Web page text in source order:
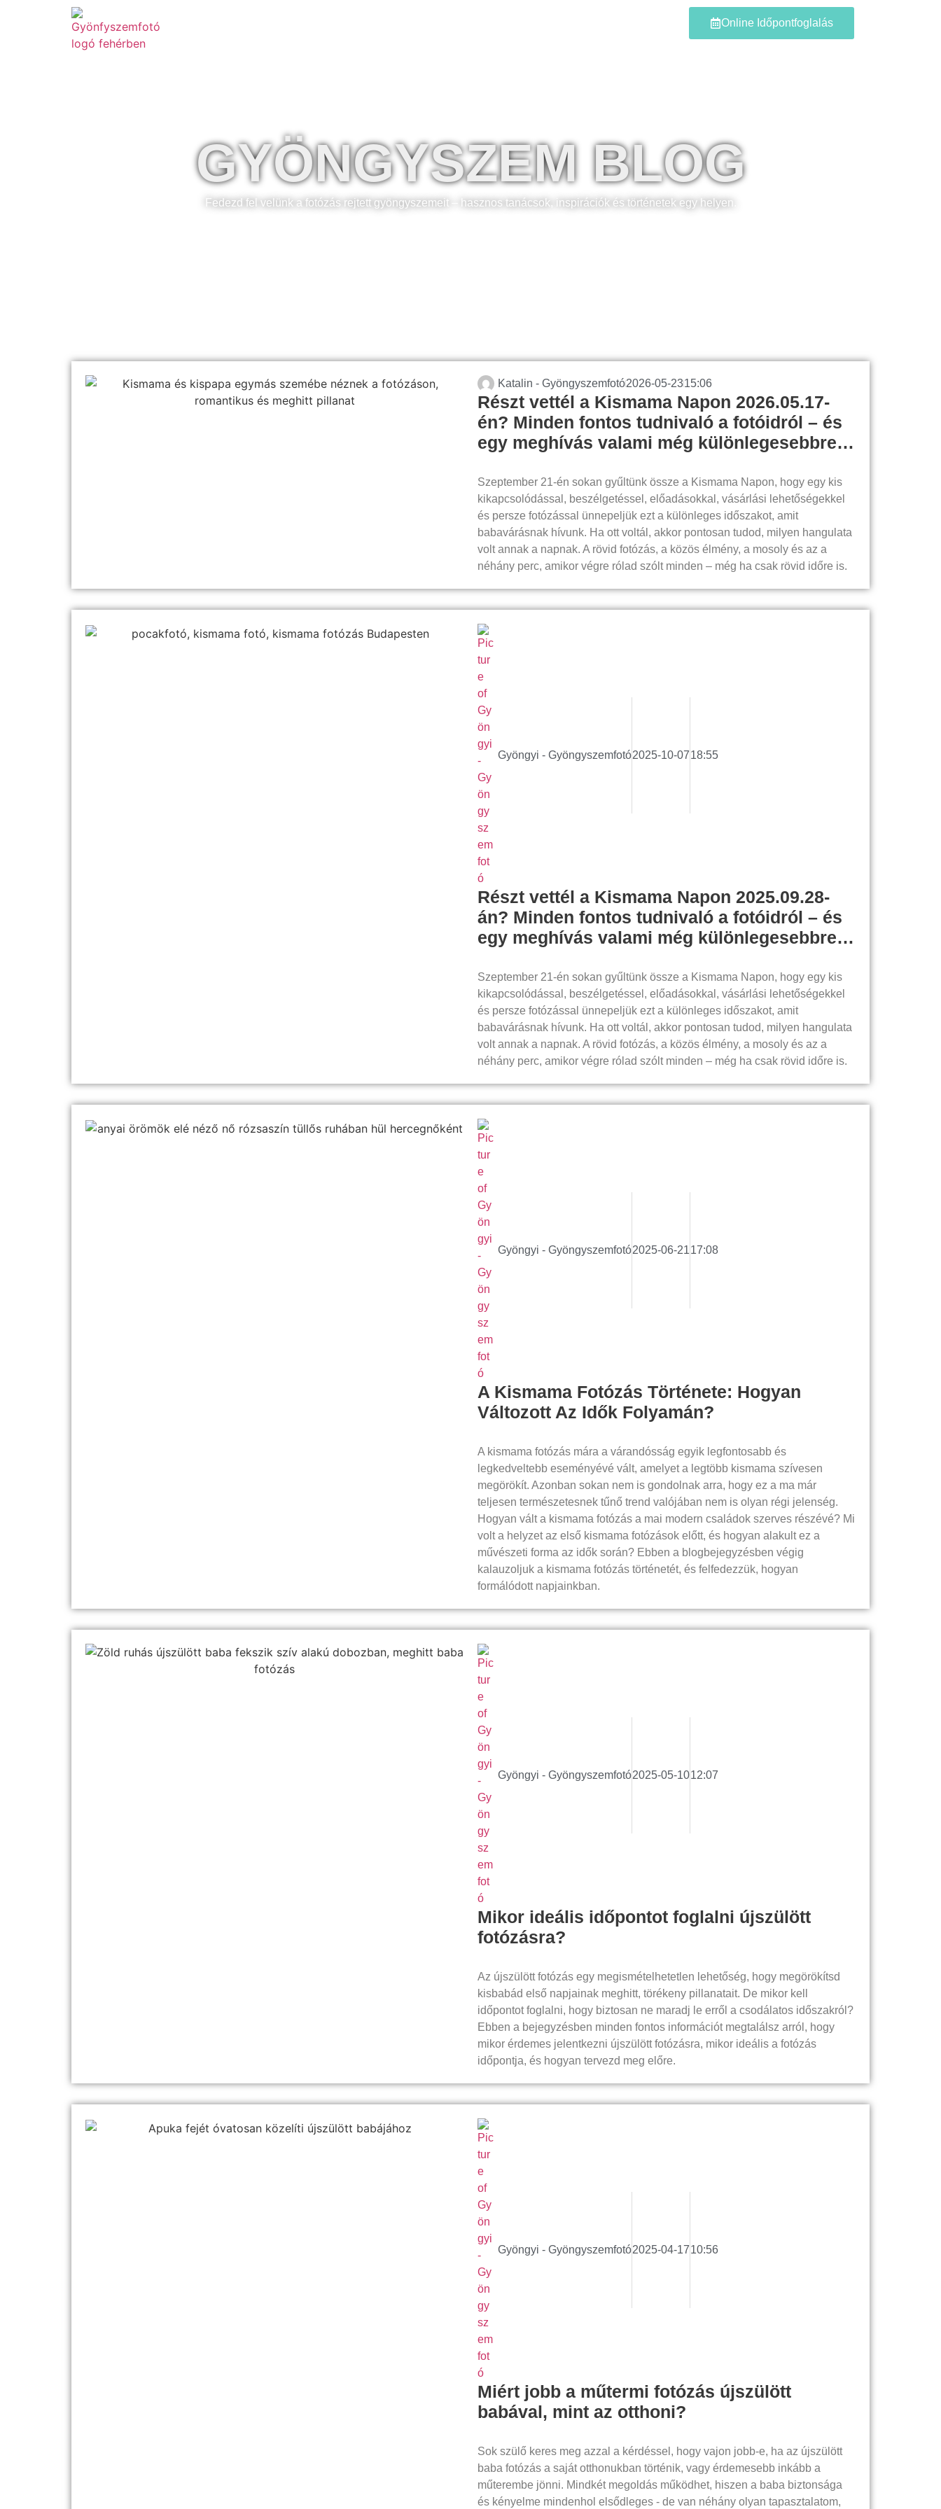
Online Időpontfoglalás
GYÖNGYSZEM BLOG
Fedezd fel velünk a fotózás rejtett gyöngyszemeit – hasznos tanácsok, inspirációk és történetek egy helyen.
Katalin - Gyöngyszemfotó2026-05-2315:06
Részt vettél a Kismama Napon 2026.05.17-
én? Minden fontos tudnivaló a fotóidról – és
egy meghívás valami még különlegesebbre…
Szeptember 21-én sokan gyűltünk össze a Kismama Napon, hogy egy kis
kikapcsolódással, beszélgetéssel, előadásokkal, vásárlási lehetőségekkel
és persze fotózással ünnepeljük ezt a különleges időszakot, amit
babavárásnak hívunk. Ha ott voltál, akkor pontosan tudod, milyen hangulata
volt annak a napnak. A rövid fotózás, a közös élmény, a mosoly és az a
néhány perc, amikor végre rólad szólt minden – még ha csak rövid időre is.
Gyöngyi - Gyöngyszemfotó2025-10-0718:55
Részt vettél a Kismama Napon 2025.09.28-
án? Minden fontos tudnivaló a fotóidról – és
egy meghívás valami még különlegesebbre…
Szeptember 21-én sokan gyűltünk össze a Kismama Napon, hogy egy kis
kikapcsolódással, beszélgetéssel, előadásokkal, vásárlási lehetőségekkel
és persze fotózással ünnepeljük ezt a különleges időszakot, amit
babavárásnak hívunk. Ha ott voltál, akkor pontosan tudod, milyen hangulata
volt annak a napnak. A rövid fotózás, a közös élmény, a mosoly és az a
néhány perc, amikor végre rólad szólt minden – még ha csak rövid időre is.
Gyöngyi - Gyöngyszemfotó2025-06-2117:08
A Kismama Fotózás Története: Hogyan
Változott Az Idők Folyamán?
A kismama fotózás mára a várandósság egyik legfontosabb és
legkedveltebb eseményévé vált, amelyet a legtöbb kismama szívesen
megörökít. Azonban sokan nem is gondolnak arra, hogy ez a ma már
teljesen természetesnek tűnő trend valójában nem is olyan régi jelenség.
Hogyan vált a kismama fotózás a mai modern családok szerves részévé? Mi
volt a helyzet az első kismama fotózások előtt, és hogyan alakult ez a
művészeti forma az idők során? Ebben a blogbejegyzésben végig
kalauzoljuk a kismama fotózás történetét, és felfedezzük, hogyan
formálódott napjainkban.
Gyöngyi - Gyöngyszemfotó2025-05-1012:07
Mikor ideális időpontot foglalni újszülött
fotózásra?
Az újszülött fotózás egy megismételhetetlen lehetőség, hogy megörökítsd
kisbabád első napjainak meghitt, törékeny pillanatait. De mikor kell
időpontot foglalni, hogy biztosan ne maradj le erről a csodálatos időszakról?
Ebben a bejegyzésben minden fontos információt megtalálsz arról, hogy
mikor érdemes jelentkezni újszülött fotózásra, mikor ideális a fotózás
időpontja, és hogyan tervezd meg előre.
Gyöngyi - Gyöngyszemfotó2025-04-1710:56
Miért jobb a műtermi fotózás újszülött
babával, mint az otthoni?
Sok szülő keres meg azzal a kérdéssel, hogy vajon jobb-e, ha az újszülött
baba fotózás a saját otthonukban történik, vagy érdemesebb inkább a
műterembe jönni. Mindkét megoldás működhet, hiszen a baba biztonsága
és kényelme mindenhol elsődleges - de van néhány olyan tapasztalatom,